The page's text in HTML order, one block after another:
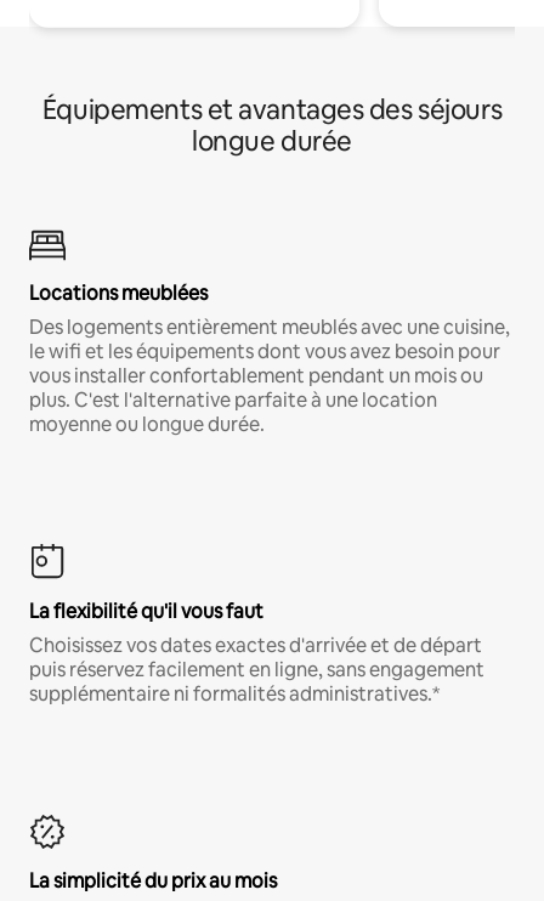
Équipements et avantages des séjours
longue durée
Locations meublées
Des logements entièrement meublés avec une cuisine,
le wifi et les équipements dont vous avez besoin pour
vous installer confortablement pendant un mois ou
plus. C'est l'alternative parfaite à une location
moyenne ou longue durée.
La flexibilité qu'il vous faut
Choisissez vos dates exactes d'arrivée et de départ
puis réservez facilement en ligne, sans engagement
supplémentaire ni formalités administratives.*
La simplicité du prix au mois